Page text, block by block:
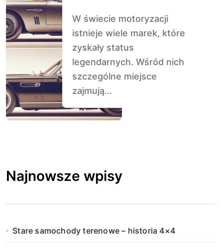
W świecie motoryzacji
istnieje wiele marek, które
zyskały status
legendarnych. Wśród nich
szczególne miejsce
zajmują...
Najnowsze wpisy
Stare samochody terenowe – historia 4×4